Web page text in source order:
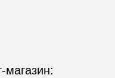
магазин: